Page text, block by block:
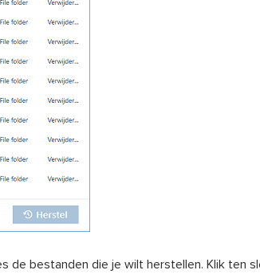
de bestanden die je wilt herstellen. Klik ten